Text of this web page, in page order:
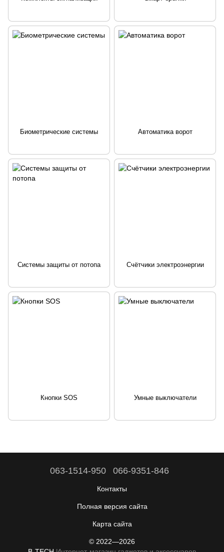
Биометрические системы Автоматика ворот
Системы защиты от потопа Счётчики электроэнергии
Кнопки SOS Умные выключатели
063-1514-950 066-9351-846
Контакты
Полная версия сайта
Карта сайта
© 2022—2026